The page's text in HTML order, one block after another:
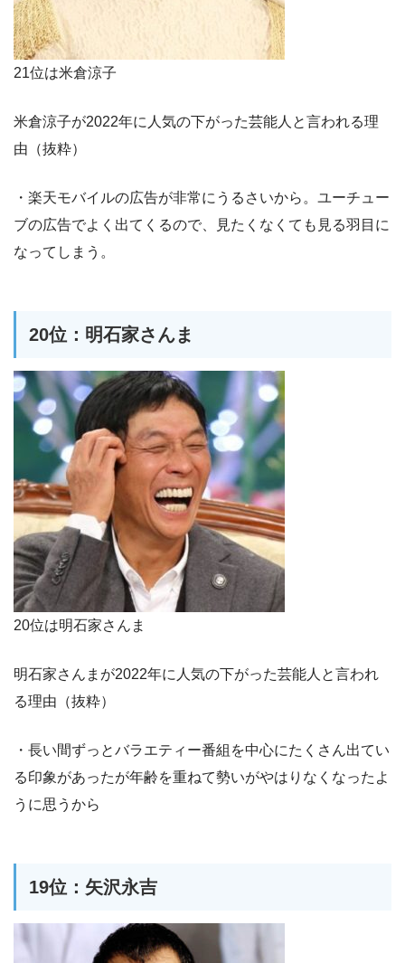
21位は米倉涼子
米倉涼子が2022年に人気の下がった芸能人と言われる理
由（抜粋）
・楽天モバイルの広告が非常にうるさいから。ユーチュー
ブの広告でよく出てくるので、見たくなくても見る羽目に
なってしまう。
20位：明石家さんま
20位は明石家さんま
明石家さんまが2022年に人気の下がった芸能人と言われ
る理由（抜粋）
・長い間ずっとバラエティー番組を中心にたくさん出てい
る印象があったが年齢を重ねて勢いがやはりなくなったよ
うに思うから
19位：矢沢永吉